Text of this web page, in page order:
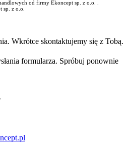
od firmy Ekoncept sp. z o.o. .
sp. z o.o.
Wkrótce skontaktujemy się z Tobą.
formularza. Spróbuj ponownie